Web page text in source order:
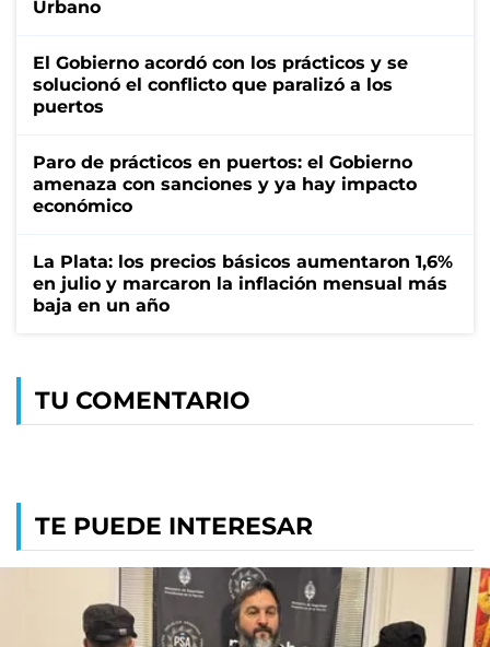
Urbano
El Gobierno acordó con los prácticos y se
solucionó el conflicto que paralizó a los
puertos
Paro de prácticos en puertos: el Gobierno
amenaza con sanciones y ya hay impacto
económico
La Plata: los precios básicos aumentaron 1,6%
en julio y marcaron la inflación mensual más
baja en un año
TU COMENTARIO
TE PUEDE INTERESAR